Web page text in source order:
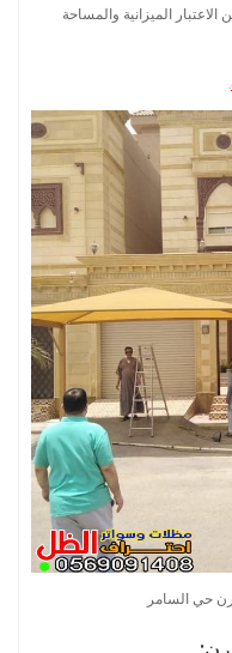
الميزانية والمساحة
.
حي السامر